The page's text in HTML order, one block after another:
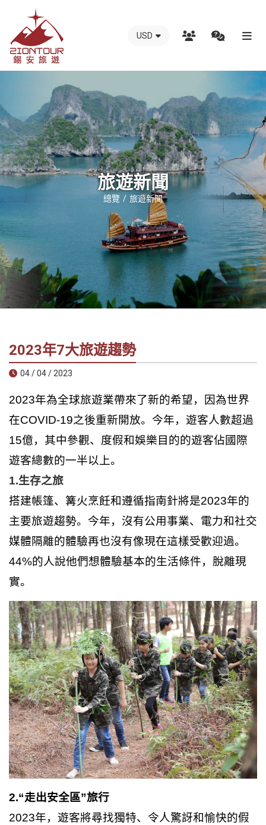
越
安
國
際
旅
行
社
南
接
錫
遊
-
在
越
南
最
好
合
作
夥
越
南
LOCAL
行
社
USD
旅遊新聞
總覽 旅遊新聞
2023年7大旅遊趨勢
04 / 04 / 2023
2023年為全球旅遊業帶來了新的希望，因為世界
在COVID-19之後重新開放。今年，遊客人數超過
15億，其中參觀、度假和娛樂目的的遊客佔國際
遊客總數的一半以上。
1.生存之旅
搭建帳篷、篝火烹飪和遵循指南針將是2023年的
主要旅遊趨勢。今年，沒有公用事業、電力和社交
媒體隔離的體驗再也沒有像現在這樣受歡迎過。
44%的人說他們想體驗基本的生活條件，脫離現
實。
2.“走出安全區”旅行
2023年，遊客將尋找獨特、令人驚訝和愉快的假